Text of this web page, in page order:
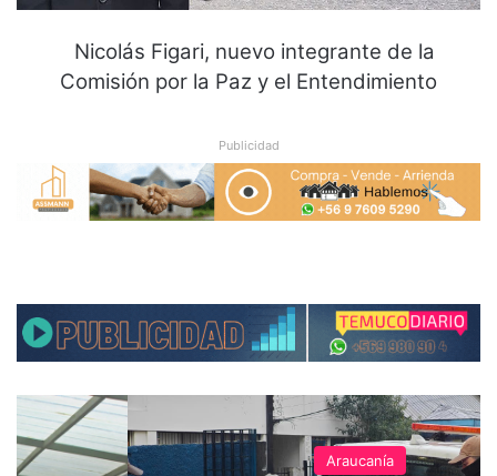
Nicolás Figari, nuevo integrante de la
Comisión por la Paz y el Entendimiento
Publicidad
Araucanía